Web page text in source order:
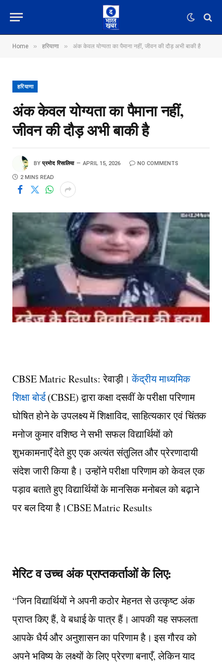
Home » हरियाणा » अंक केवल योग्यता का पैमाना नहीं, जीवन की दौड़ अभी बाकी है
हरियाणा
अंक केवल योग्यता का पैमाना नहीं,
जीवन की दौड़ अभी बाकी है
BY प्रमोद रिसालिया APRIL 15, 2026 NO COMMENTS
2 MINS READ
CBSE Matric Results:रेवाड़ी।केंद्रीय माध्यमिक
शिक्षा बोर्ड(CBSE) द्वारा कक्षा दसवीं के परीक्षा परिणाम
घोषित होने के उपलक्ष्य में शिक्षाविद, साहित्यकार एवं चिंतक
मनोज कुमार वशिष्ठ ने सभी सफल विद्यार्थियों को
शुभकामनाएँ देते हुए एक अत्यंत संतुलित और प्रेरणादायी
संदेश जारी किया है। उन्होंने परीक्षा परिणाम को केवल एक
पड़ाव बताते हुए विद्यार्थियों के मानसिक मनोबल को बढ़ाने
पर बल दिया है।CBSE Matric Results
​मेरिट व उच्च अंक प्राप्तकर्ताओं के लिए:
“जिन विद्यार्थियों ने अपनी कठोर मेहनत से उत्कृष्ट अंक
प्राप्त किए हैं, वे बधाई के पात्र हैं। आपकी यह सफलता
आपके धैर्य और अनुशासन का परिणाम है। इस गौरव को
अपने भविष्य के लक्ष्यों के लिए प्रेरणा बनाएँ, लेकिन याद